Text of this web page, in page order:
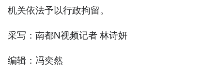
机关依法予以行政拘留。
采写：南都N视频记者 林诗妍
编辑：冯奕然